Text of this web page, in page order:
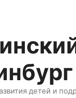
детей и